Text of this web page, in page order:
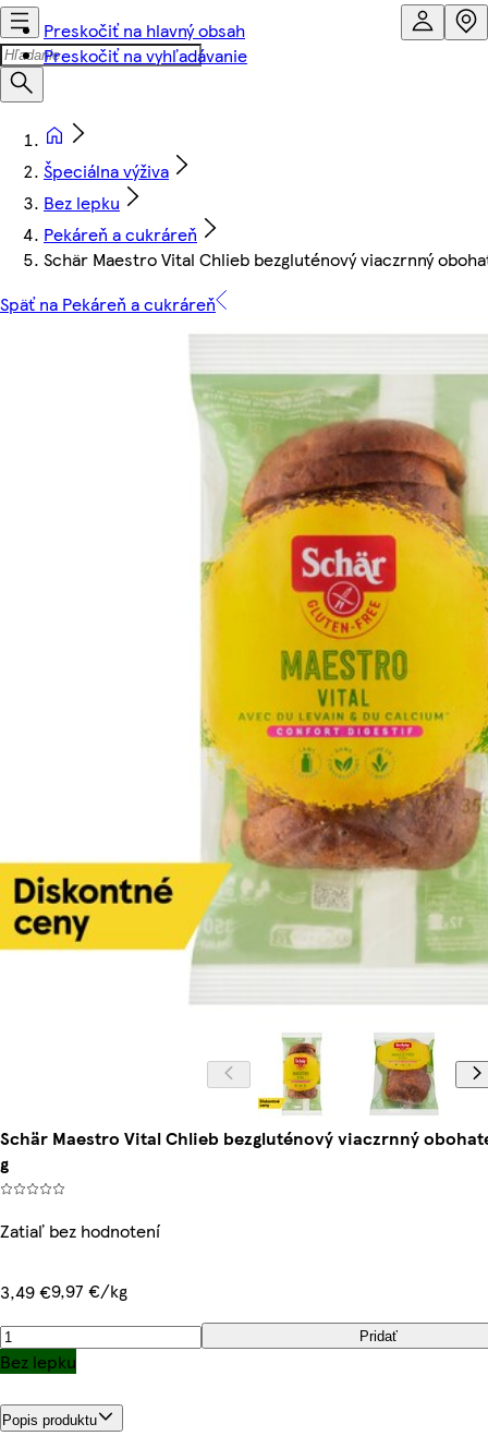
Preskočiť na hlavný obsah
Preskočiť na vyhľadávanie
Špeciálna výživa
Bez lepku
Pekáreň a cukráreň
Schär Maestro Vital Chlieb bezgluténový viaczrnný
Späť na Pekáreň a cukráreň
Schär Maestro Vital Chlieb bezgluténový viaczrnný
g
Zatiaľ bez hodnotení
3,49 €9,97 €/kg
Pridať
Bez lepku
Popis produktu